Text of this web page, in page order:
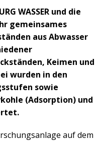
WASSER und die
gemeinsames
aus Abwasser
Keimen und
wurden in den
sowie
(Adsorption) und
auf dem